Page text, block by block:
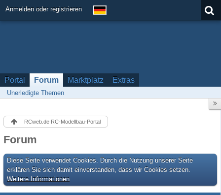
Anmelden oder registrieren
Portal Forum Marktplatz Extras
Unerledigte Themen
RCweb.de RC-Modellbau-Portal
Forum
Diese Seite verwendet Cookies. Durch die Nutzung unserer Seite
erklären Sie sich damit einverstanden, dass wir Cookies setzen.
Weitere Informationen